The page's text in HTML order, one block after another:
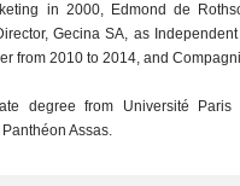
in 2000, Edmond de
Gecina SA, as
from 2010 to 2014, and
degree from Université Paris
Assas.